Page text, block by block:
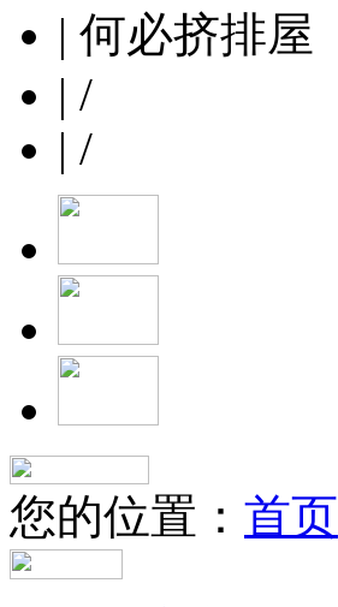
| 何必挤排屋
| /
| /
您的位置： 首页